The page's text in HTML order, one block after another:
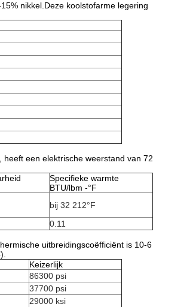
nikkel.Deze koolstofarme legering
een elektrische weerstand van 72
Specifieke warmte
BTU/lbm -°F
bij 32 212°F
0.11
uitbreidingscoëfficiënt is 10-6
Keizerlijk
86300 psi
37700 psi
29000 ksi